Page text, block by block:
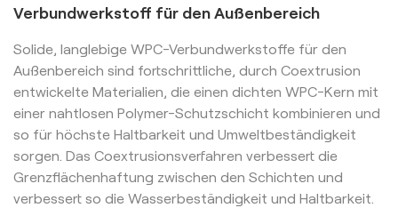
Verbundwerkstoff für den Außenbereich
Solide, langlebige WPC-Verbundwerkstoffe für den
Außenbereich sind fortschrittliche, durch Coextrusion
entwickelte Materialien, die einen dichten WPC-Kern mit
einer nahtlosen Polymer-Schutzschicht kombinieren und
so für höchste Haltbarkeit und Umweltbeständigkeit
sorgen. Das Coextrusionsverfahren verbessert die
Grenzflächenhaftung zwischen den Schichten und
verbessert so die Wasserbeständigkeit und Haltbarkeit.